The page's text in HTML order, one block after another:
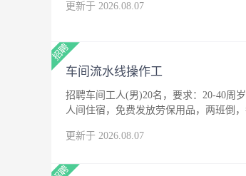
更新于 2026.08.07
车间流水线操作工
招聘车间工人(男)20名，要求：20-40周
人间住宿，免费发放劳保用品，两班倒
更新于 2026.08.07